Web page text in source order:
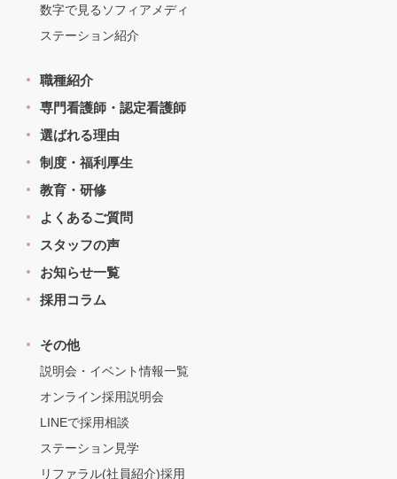
数字で見るソフィアメディ
ステーション紹介
職種紹介
専門看護師・認定看護師
選ばれる理由
制度・福利厚生
教育・研修
よくあるご質問
スタッフの声
お知らせ一覧
採用コラム
その他
説明会・イベント情報一覧
オンライン採用説明会
LINEで採用相談
ステーション見学
リファラル(社員紹介)採用